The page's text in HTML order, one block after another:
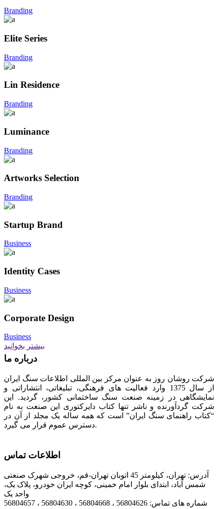
Branding
Elite Series
Branding
Lin Residence
Branding
Luminance
Branding
Artworks Selection
Branding
Startup Brand
Business
Identity Cases
Business
Corporate Design
Business
بیشتر بخوانید
درباره ما
شرکت روشان روز به عنوان مرکز بین المللی اطلاعات سنگ ایران
از سال 1375 وارد فعالیت های فرهنگی، تبلیغاتی، انتشاراتی و
نمایشگاهی در زمینه صنعت سنگ ساختمانی کشور، گردید. این
شرکت گردآورنده و ناشر تنها کتاب دایرکتوری این صنعت به نام
“کتاب راهنمای سنگ ایران” است که همه ساله یک مجلد از آن در
دسترس عموم قرار می گیرد.
اطلاعات تماس
آدرس: تهران، کیلومتر 45 اتوبان تهران-قم، خروجی شهرک صنعتی
شمس آباد، ابتدای بلوار امام خمینی، کوچه ایران خودرو، پلاک یک،
واحد یک
شماره های تماس: 56804626 ، 56804668 ، 56804630 ، 56804657